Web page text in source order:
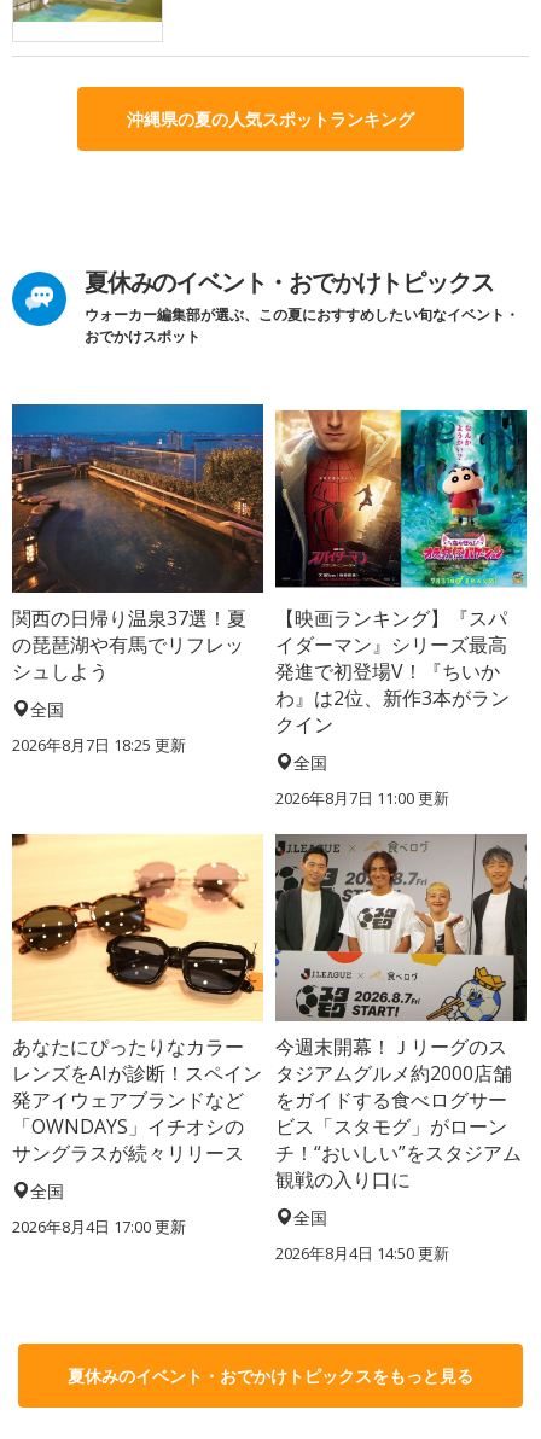
沖縄県の夏の人気スポットランキング
夏休みのイベント・おでかけトピックス
ウォーカー編集部が選ぶ、この夏におすすめしたい旬なイベント・
おでかけスポット
関西の日帰り温泉37選！夏
の琵琶湖や有馬でリフレッ
シュしよう
全国
2026年8月7日 18:25 更新
【映画ランキング】『スパ
イダーマン』シリーズ最高
発進で初登場V！『ちいか
わ』は2位、新作3本がラン
クイン
全国
2026年8月7日 11:00更新
あなたにぴったりなカラー
レンズをAIが診断！スペイン
発アイウェアブランドなど
「OWNDAYS」イチオシの
サングラスが続々リリース
全国
2026年8月4日 17:00更新
今週末開幕！Ｊリーグのス
タジアムグルメ約2000店舗
をガイドする食べログサー
ビス「スタモグ」がローン
チ！“おいしい”をスタジアム
観戦の入り口に
全国
2026年8月4日 14:50更新
夏休みのイベント・おでかけトピックスをもっと見る